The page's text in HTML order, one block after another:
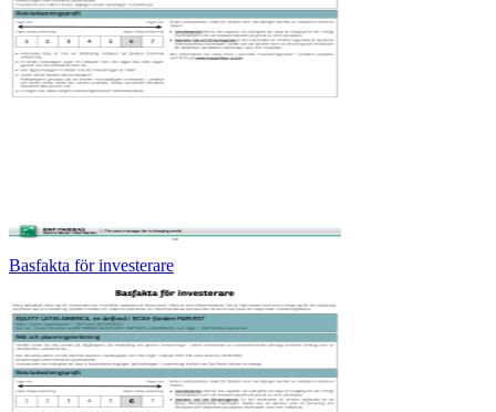
Basfakta för investerare